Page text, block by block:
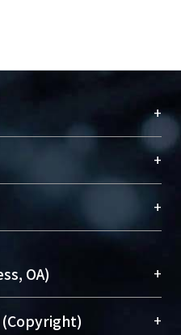
+
，為永久珍藏及向國際
學術能量，圖書館整合
（AH）不同功能平
scholars。期能整合研
存學術產出、推廣研究
promote researcher
Library integrates the
+
Library)
+
OA) +
升資訊取用性的社會運
(Copyright) +